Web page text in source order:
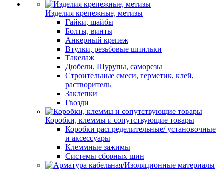
Изделия крепежные, метизы
Гайки, шайбы
Болты, винты
Анкерный крепеж
Втулки, резьбовые шпильки
Такелаж
Дюбели, Шурупы, саморезы
Строительные смеси, герметик, клей,
растворитель
Заклепки
Гвозди
Коробки, клеммы и сопутствующие товары
Коробки распределительные/ установочные
и аксессуары
Клеммные зажимы
Системы сборных шин